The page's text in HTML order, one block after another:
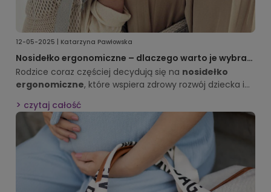
12-05-2025 | Katarzyna Pawłowska
Nosidełko ergonomiczne – dlaczego warto je wybrać
dla dziecka?
Rodzice coraz częściej decydują się na nosidełko
ergonomiczne, które wspiera zdrowy rozwój dziecka i
nie tylko praktyczne akcesorium, ale także inwestycja w
bezpieczeństwo i komfort malucha oraz opiekuna. Dzięki
ergonomicznej konstrukcji maluch może przebywać w
nosidełku przez dłuższy czas, co ułatwia codzienne
obowiązki i wspiera bliskość emocjonalną.
czytaj całość